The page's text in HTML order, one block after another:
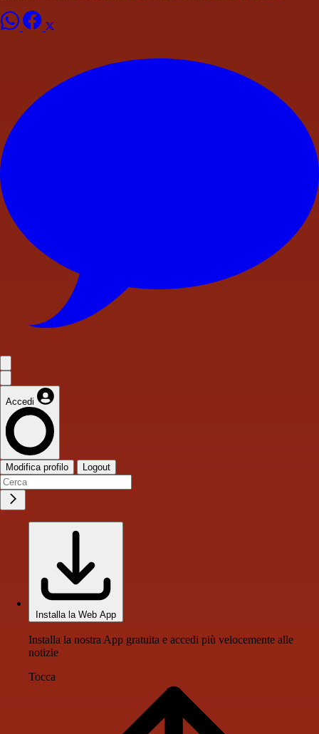
Accedi
Modifica profilo Logout
Installa la Web App
Installa la nostra App gratuita e accedi più velocemente alle
notizie
Tocca